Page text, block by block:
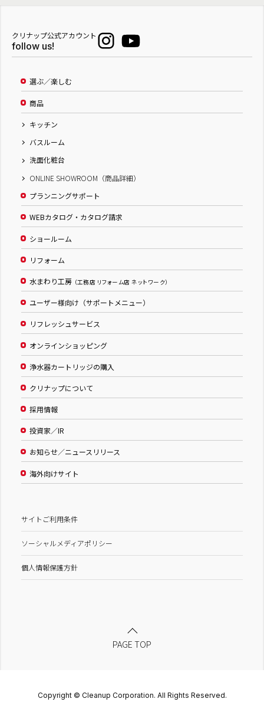
クリナップ公式アカウント
follow us!
選ぶ／楽しむ
商品
キッチン
バスルーム
洗面化粧台
ONLINE SHOWROOM（商品詳細）
プランニングサポート
WEBカタログ・カタログ請求
ショールーム
リフォーム
水まわり工房 （工務店 リフォーム店 ネットワーク）
ユーザー様向け（サポートメニュー）
リフレッシュサービス
オンラインショッピング
浄水器カートリッジの購入
クリナップについて
採用情報
投資家／IR
お知らせ／ニュースリリース
海外向けサイト
サイトご利用条件
ソーシャルメディアポリシー
個人情報保護方針
PAGE TOP
Copyright © Cleanup Corporation. All Rights Reserved.